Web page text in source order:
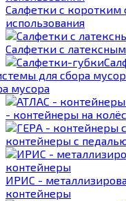
Салфетки с коротким
использования
Салфетки с
мусора
- контейнеры на
контейнеры с
ИРИС -
контейнеры